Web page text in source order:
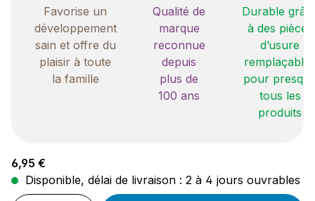
Favorise un
développement
sain et offre du
plaisir à toute
la famille
Qualité de
marque
reconnue
depuis
plus de
100 ans
Durable
à des pièces
d’usure
remplaçables
pour
tous les
produits
Prix régulier :
6,95 €
Disponible, délai de livraison : 2 à 4 jours ouvrables